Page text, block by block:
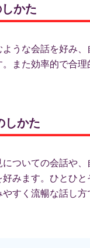
かた
うな会話を好み
また効率的で合理
しかた
ついての会話や
みます。ひとひと
すく流暢な話し方